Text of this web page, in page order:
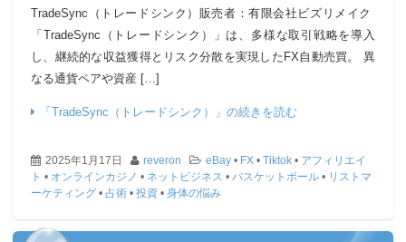
TradeSync（トレードシンク）販売者：有限会社ビズリメイク
「TradeSync（トレードシンク）」は、多様な取引戦略を導入
し、継続的な収益獲得とリスク分散を実現したFX自動売買。 異
なる通貨ペアや資産 […]
「TradeSync（トレードシンク）」の続きを読む
2025年1月17日 reveron eBay • FX • Tiktok • アフィリエイ
ト • オンラインカジノ • ネットビジネス • バスケットボール • リストマ
ーケティング • 占術 • 投資 • 身体の悩み